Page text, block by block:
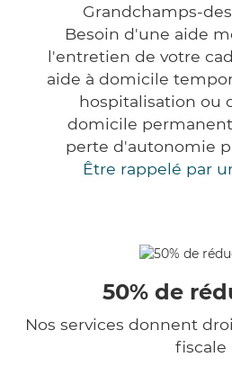
Grandchamps-
Besoin d'une aide
l'entretien de votre
aide à domicile
hospitalisation ou
domicile
perte d'autonomie
Être rappelé par
50% de
Nos services donnent
fiscale